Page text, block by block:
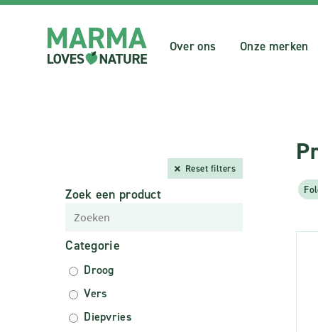
Over ons Onze merken
Reset filters
Zoek een product
Categorie
Droog
Vers
Diepvries